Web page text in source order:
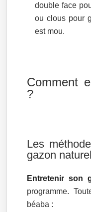
double face
ou clous pour
est mou.
Comment
?
Les
gazon naturel
Entretenir son
programme.
béaba :